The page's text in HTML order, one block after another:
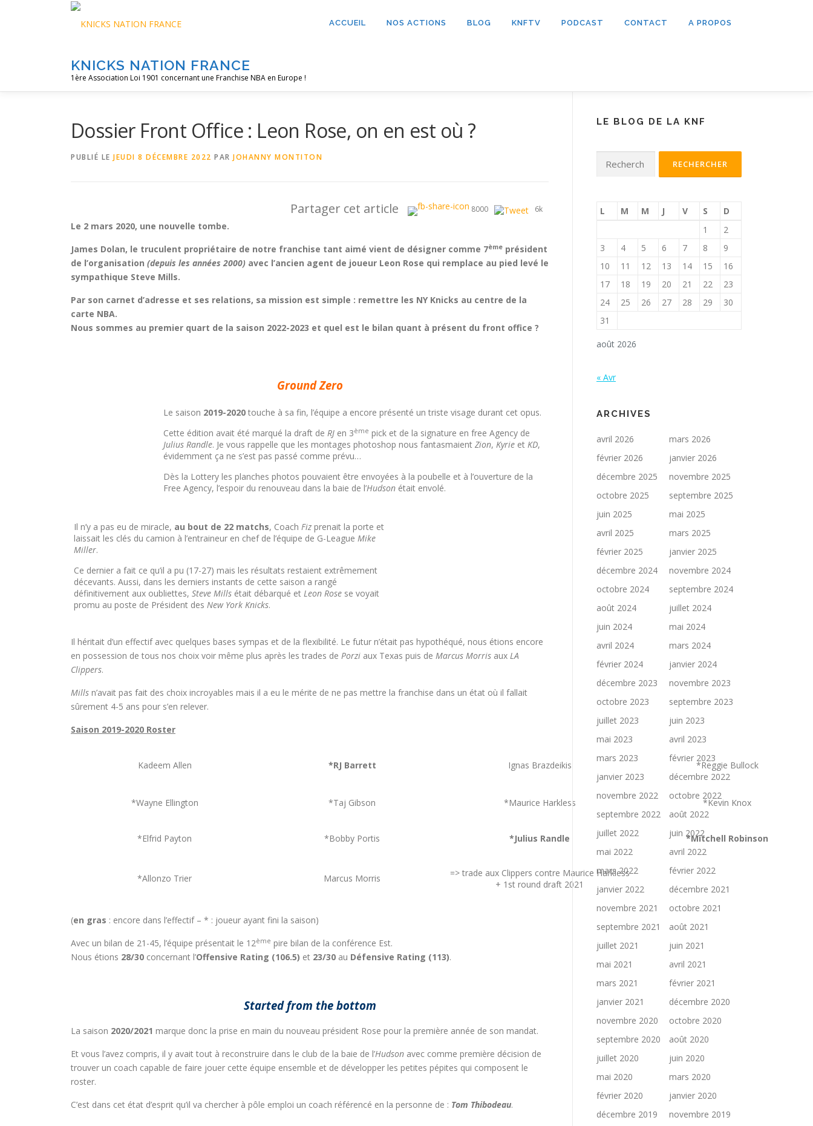
KNICKS NATION FRANCE
1ère Association Loi 1901 concernant une Franchise NBA en Europe !
ACCUEIL NOS ACTIONS BLOG KNFTV PODCAST CONTACT A PROPOS
Dossier Front Office : Leon Rose, on en est où ?
PUBLIÉ LE JEUDI 8 DÉCEMBRE 2022 PAR JOHANNY MONTITON
Partager cet article 8000 6k
Le 2 mars 2020, une nouvelle tombe.
James Dolan, le truculent propriétaire de notre franchise tant aimé vient de désigner comme 7ème président
de l’organisation (depuis les années 2000) avec l’ancien agent de joueur Leon Rose qui remplace au pied levé le
sympathique Steve Mills.
Par son carnet d’adresse et ses relations, sa mission est simple : remettre les NY Knicks au centre de la
carte NBA.
Nous sommes au premier quart de la saison 2022-2023 et quel est le bilan quant à présent du front office ?
Ground Zero
Le saison 2019-2020 touche à sa fin, l’équipe a encore présenté un triste visage durant cet opus.
Cette édition avait été marqué la draft de RJ en 3ème pick et de la signature en free Agency de
Julius Randle. Je vous rappelle que les montages photoshop nous fantasmaient Zion, Kyrie et KD,
évidemment ça ne s’est pas passé comme prévu…
Dès la Lottery les planches photos pouvaient être envoyées à la poubelle et à l’ouverture de la
Free Agency, l’espoir du renouveau dans la baie de l’Hudson était envolé.
Il n’y a pas eu de miracle, au bout de 22 matchs, Coach Fiz prenait la porte et
laissait les clés du camion à l’entraineur en chef de l’équipe de G-League Mike
Miller.
Ce dernier a fait ce qu’il a pu (17-27) mais les résultats restaient extrêmement
décevants. Aussi, dans les derniers instants de cette saison a rangé
définitivement aux oubliettes, Steve Mills était débarqué et Leon Rose se voyait
promu au poste de Président des New York Knicks.
Il héritait d’un effectif avec quelques bases sympas et de la flexibilité. Le futur n’était pas hypothéqué, nous étions encore
en possession de tous nos choix voir même plus après les trades de Porzi aux Texas puis de Marcus Morris aux LA
Clippers.
Mills n’avait pas fait des choix incroyables mais il a eu le mérite de ne pas mettre la franchise dans un état où il fallait
sûrement 4-5 ans pour s’en relever.
Saison 2019-2020 Roster
Kadeem Allen *RJ Barrett Ignas Brazdeikis *Reggie Bullock
*Wayne Ellington *Taj Gibson *Maurice Harkless *Kevin Knox
*Elfrid Payton *Bobby Portis *Julius Randle *Mitchell Robinson
*Allonzo Trier Marcus Morris
=> trade aux Clippers contre Maurice Harkless
+ 1st round draft 2021
(en gras : encore dans l’effectif – * : joueur ayant fini la saison)
Avec un bilan de 21-45, l’équipe présentait le 12ème pire bilan de la conférence Est.
Nous étions 28/30 concernant l’Offensive Rating (106.5) et 23/30 au Défensive Rating (113).
Started from the bottom
La saison 2020/2021 marque donc la prise en main du nouveau président Rose pour la première année de son mandat.
Et vous l’avez compris, il y avait tout à reconstruire dans le club de la baie de l’Hudson avec comme première décision de
trouver un coach capable de faire jouer cette équipe ensemble et de développer les petites pépites qui composent le
roster.
C’est dans cet état d’esprit qu’il va chercher à pôle emploi un coach référencé en la personne de : Tom Thibodeau.
LE BLOG DE LA KNF
août 2026
L M M J V S
D
1
2
3
4 5 6 7 8
9
10
11 12 13 14 15
16
17
18 19 20 21 22
23
24
25 26 27 28 29
30
31
« Avr
ARCHIVES
avril 2026
mars 2026
février 2026
janvier 2026
décembre 2025
novembre 2025
octobre 2025
septembre 2025
juin 2025
mai 2025
avril 2025
mars 2025
février 2025
janvier 2025
décembre 2024
novembre 2024
octobre 2024
septembre 2024
août 2024
juillet 2024
juin 2024
mai 2024
avril 2024
mars 2024
février 2024
janvier 2024
décembre 2023
novembre 2023
octobre 2023
septembre 2023
juillet 2023
juin 2023
mai 2023
avril 2023
mars 2023
février 2023
janvier 2023
décembre 2022
novembre 2022
octobre 2022
septembre 2022
août 2022
juillet 2022
juin 2022
mai 2022
avril 2022
mars 2022
février 2022
janvier 2022
décembre 2021
novembre 2021
octobre 2021
septembre 2021
août 2021
juillet 2021
juin 2021
mai 2021
avril 2021
mars 2021
février 2021
janvier 2021
décembre 2020
novembre 2020
octobre 2020
septembre 2020
août 2020
juillet 2020
juin 2020
mai 2020
mars 2020
février 2020
janvier 2020
décembre 2019
novembre 2019